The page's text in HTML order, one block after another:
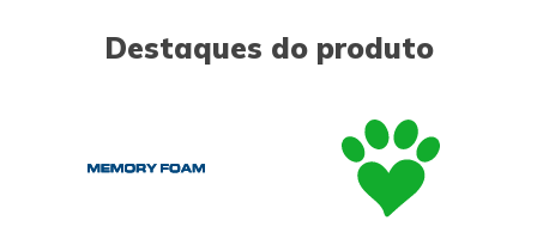
Destaques do produto